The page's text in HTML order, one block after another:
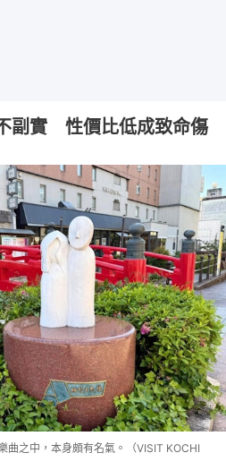
副實 性價比低成致命傷
曲之中，本身頗有名氣。（VISIT KOCHI